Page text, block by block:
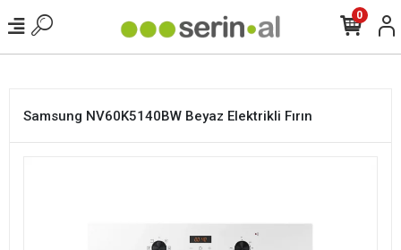
0
Samsung NV60K5140BW Beyaz Elektrikli Fırın